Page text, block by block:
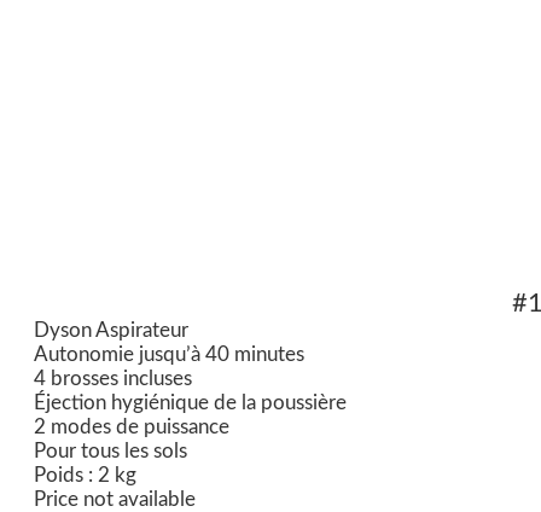
Dyson Aspirateur
Autonomie jusqu’à 40 minutes
4 brosses incluses
Éjection hygiénique de la poussière
2 modes de puissance
Pour tous les sols
Poids : 2 kg
Price not available